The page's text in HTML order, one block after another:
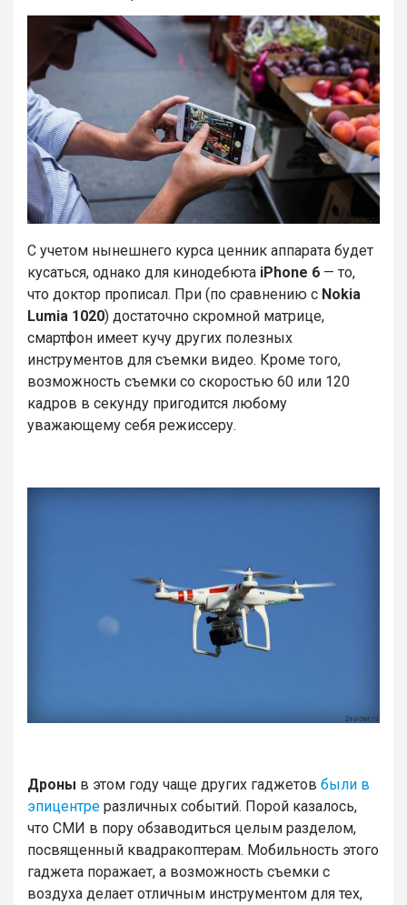
С учетом нынешнего курса ценник аппарата будет
кусаться, однако для кинодебюта iPhone 6 — то,
что доктор прописал. При (по сравнению с Nokia
Lumia 1020) достаточно скромной матрице,
смартфон имеет кучу других полезных
инструментов для съемки видео. Кроме того,
возможность съемки со скоростью 60 или 120
кадров в секунду пригодится любому
уважающему себя режиссеру.
Дроны в этом году чаще других гаджетов были в
эпицентре различных событий. Порой казалось,
что СМИ в пору обзаводиться целым разделом,
посвященный квадракоптерам. Мобильность этого
гаджета поражает, а возможность съемки с
воздуха делает отличным инструментом для тех,